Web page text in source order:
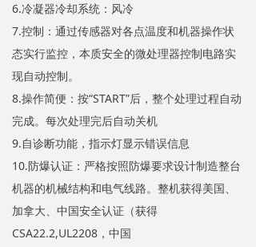
6.冷凝器冷却系统：风冷
7.控制：通过传感器对各点温度和机器操作状
态实行监控，本质安全的微处理器控制电路实
现自动控制。
8.操作简便：按“START”后，整个处理过程自动
完成。每次处理完后自动关机
9.自诊断功能，指示灯显示错误信息
10.防爆认证：严格按照防爆要求设计制造整台
机器的机械结构和电气线路。整机获得美国、
加拿大、中国安全认证（获得
CSA22.2,UL2208，中国